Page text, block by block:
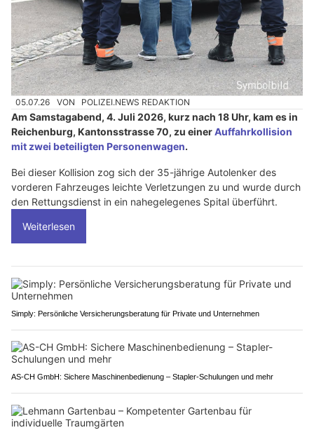
05.07.26 VON POLIZEI.NEWS REDAKTION
Am Samstagabend, 4. Juli 2026, kurz nach 18 Uhr, kam es in
Reichenburg, Kantonsstrasse 70, zu einerAuffahrkollision
mit zwei beteiligten Personenwagen.
Bei dieser Kollision zog sich der 35-jährige Autolenker des
vorderen Fahrzeuges leichte Verletzungen zu und wurde durch
den Rettungsdienst in ein nahegelegenes Spital überführt.
Weiterlesen
Simply: Persönliche Versicherungsberatung für Private und Unternehmen
AS-CH GmbH: Sichere Maschinenbedienung – Stapler-Schulungen und mehr